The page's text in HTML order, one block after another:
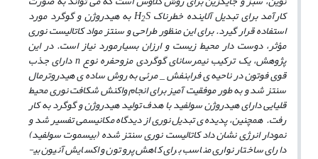
کارآمد برای تبدیل آلاینده خطرناک H 2 S به هیدروژن و گوگرد مورد
استفاده قرار گیرد. برای این منظور طراحی و سنتز مواد کاتالیست نوری
مؤثر، دوست­ دار محیط زیست و ارزان­ بسیارمورد نیاز است. در این
پژوهش، یک ترکیب نیم­رسانای گوگردی مزوحفره نوع n دارای جذب
قوی فوتون در ناحیه­ ی فرابنفش _ مرئی به روش ساده ­ی هیدروترمال
سنتز شد و به ­طور موفقیت ­آمیز برای انجام واکنش شکافت نوری محیط
قلیایی دارای هیدروژن سولفید با هدف تولید هیدروژن و گوگرد به کار
رفت. هم­چنین، پدیده ­ی تبدیل نوری از دیدگاه مکانیسمی تفسیر شد و
نمودار انرژی نشان داد کاتالیست نوری سنتز شده (بیسموت سولفید)
دارای ساختار نواری مناسب برای کاهش پروتون و اکسایش آنیون بی­